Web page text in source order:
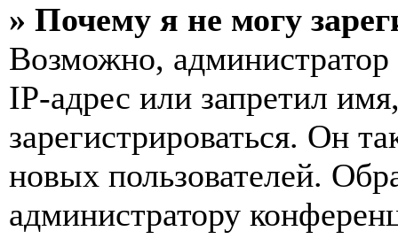
» Почему я не могу
Возможно,
IP-адрес или запретил
зарегистрироваться. Он
новых пользователей.
администратору